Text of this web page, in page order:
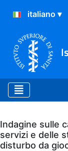
Archivio
Indagine sulle
servizi e delle
disturbo da